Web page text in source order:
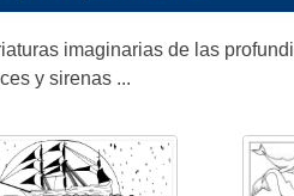
imaginarias de las
y sirenas ...